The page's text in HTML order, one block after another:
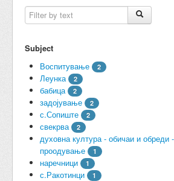
Accessions
Names
Classifications
Subject
Воспитување
2
Леунка 2
бабица 2
задојување 2
с.Сопиште 2
свекрва 2
духовна култура - обичаи и обреди
проодување
1
наречници 1
с.Ракотинци 1